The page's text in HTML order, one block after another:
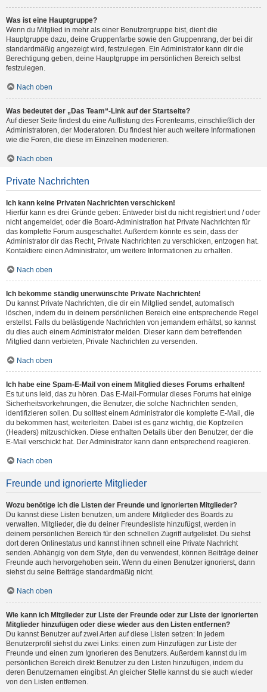
Was ist eine Hauptgruppe?
Wenn du Mitglied in mehr als einer Benutzergruppe bist, dient die
Hauptgruppe dazu, deine Gruppenfarbe sowie den Gruppenrang, der bei dir
standardmäßig angezeigt wird, festzulegen. Ein Administrator kann dir die
Berechtigung geben, deine Hauptgruppe im persönlichen Bereich selbst
festzulegen.
Nach oben
Was bedeutet der „Das Team“-Link auf der Startseite?
Auf dieser Seite findest du eine Auflistung des Forenteams, einschließlich der
Administratoren, der Moderatoren. Du findest hier auch weitere Informationen
wie die Foren, die diese im Einzelnen moderieren.
Nach oben
Private Nachrichten
Ich kann keine Privaten Nachrichten verschicken!
Hierfür kann es drei Gründe geben: Entweder bist du nicht registriert und / oder
nicht angemeldet, oder die Board-Administration hat Private Nachrichten für
das komplette Forum ausgeschaltet. Außerdem könnte es sein, dass der
Administrator dir das Recht, Private Nachrichten zu verschicken, entzogen hat.
Kontaktiere einen Administrator, um weitere Informationen zu erhalten.
Nach oben
Ich bekomme ständig unerwünschte Private Nachrichten!
Du kannst Private Nachrichten, die dir ein Mitglied sendet, automatisch
löschen, indem du in deinem persönlichen Bereich eine entsprechende Regel
erstellst. Falls du belästigende Nachrichten von jemandem erhältst, so kannst
du dies auch einem Administrator melden. Dieser kann dem betreffenden
Mitglied dann verbieten, Private Nachrichten zu versenden.
Nach oben
Ich habe eine Spam-E-Mail von einem Mitglied dieses Forums erhalten!
Es tut uns leid, das zu hören. Das E-Mail-Formular dieses Forums hat einige
Sicherheitsvorkehrungen, die Benutzer, die solche Nachrichten senden,
identifizieren sollen. Du solltest einem Administrator die komplette E-Mail, die
du bekommen hast, weiterleiten. Dabei ist es ganz wichtig, die Kopfzeilen
(Headers) mitzuschicken. Diese enthalten Details über den Benutzer, der die
E-Mail verschickt hat. Der Administrator kann dann entsprechend reagieren.
Nach oben
Freunde und ignorierte Mitglieder
Wozu benötige ich die Listen der Freunde und ignorierten Mitglieder?
Du kannst diese Listen benutzen, um andere Mitglieder des Boards zu
verwalten. Mitglieder, die du deiner Freundesliste hinzufügst, werden in
deinem persönlichen Bereich für den schnellen Zugriff aufgelistet. Du siehst
dort deren Onlinestatus und kannst ihnen schnell eine Private Nachricht
senden. Abhängig von dem Style, den du verwendest, können Beiträge deiner
Freunde auch hervorgehoben sein. Wenn du einen Benutzer ignorierst, dann
siehst du seine Beiträge standardmäßig nicht.
Nach oben
Wie kann ich Mitglieder zur Liste der Freunde oder zur Liste der ignorierten
Mitglieder hinzufügen oder diese wieder aus den Listen entfernen?
Du kannst Benutzer auf zwei Arten auf diese Listen setzen: In jedem
Benutzerprofil siehst du zwei Links: einen zum Hinzufügen zur Liste der
Freunde und einen zum Ignorieren des Benutzers. Außerdem kannst du im
persönlichen Bereich direkt Benutzer zu den Listen hinzufügen, indem du
deren Benutzernamen eingibst. An gleicher Stelle kannst du sie auch wieder
von den Listen entfernen.